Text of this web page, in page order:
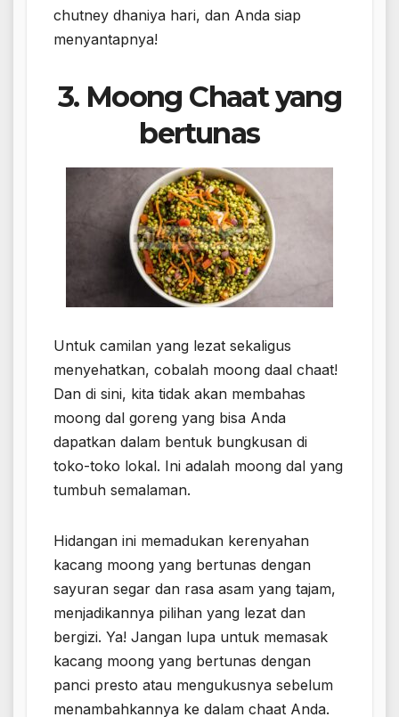
chutney dhaniya hari, dan Anda siap
menyantapnya!
3. Moong Chaat yang
bertunas
Untuk camilan yang lezat sekaligus
menyehatkan, cobalah moong daal chaat!
Dan di sini, kita tidak akan membahas
moong dal goreng yang bisa Anda
dapatkan dalam bentuk bungkusan di
toko-toko lokal. Ini adalah moong dal yang
tumbuh semalaman.
Hidangan ini memadukan kerenyahan
kacang moong yang bertunas dengan
sayuran segar dan rasa asam yang tajam,
menjadikannya pilihan yang lezat dan
bergizi. Ya! Jangan lupa untuk memasak
kacang moong yang bertunas dengan
panci presto atau mengukusnya sebelum
menambahkannya ke dalam chaat Anda.